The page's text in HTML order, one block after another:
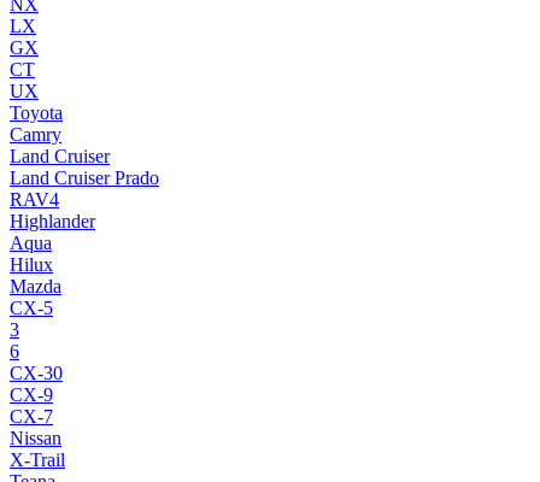
NX
LX
GX
CT
UX
Toyota
Camry
Land Cruiser
Land Cruiser Prado
RAV4
Highlander
Aqua
Hilux
Mazda
CX-5
3
6
CX-30
CX-9
CX-7
Nissan
X-Trail